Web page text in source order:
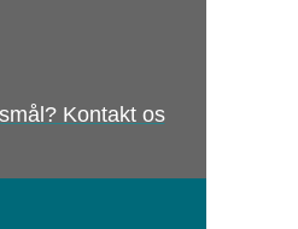
Kontakt os